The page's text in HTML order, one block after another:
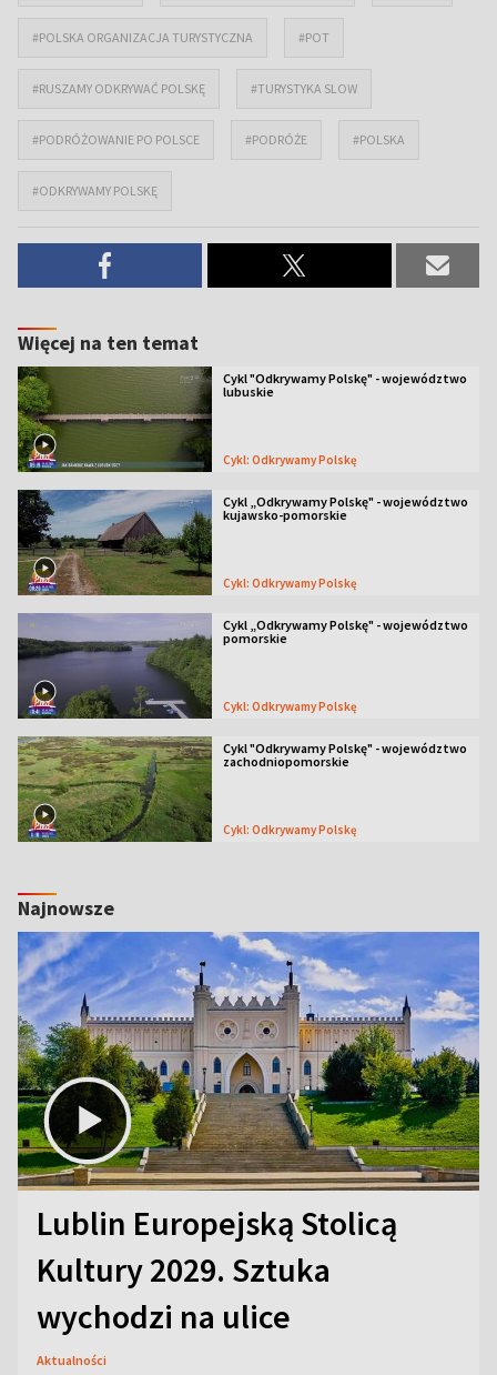
#POLSKA ORGANIZACJA TURYSTYCZNA #POT
#RUSZAMY ODKRYWAĆ POLSKĘ #TURYSTYKA SLOW
#PODRÓŻOWANIE PO POLSCE #PODRÓŻE #POLSKA
#ODKRYWAMY POLSKĘ
Więcej na ten temat
Cykl "Odkrywamy Polskę" - województwo
lubuskie
Cykl: Odkrywamy Polskę
Cykl „Odkrywamy Polskę" - województwo
kujawsko-pomorskie
Cykl: Odkrywamy Polskę
Cykl „Odkrywamy Polskę" - województwo
pomorskie
Cykl: Odkrywamy Polskę
Cykl "Odkrywamy Polskę" - województwo
zachodniopomorskie
Cykl: Odkrywamy Polskę
Najnowsze
Lublin Europejską Stolicą
Kultury 2029. Sztuka
wychodzi na ulice
Aktualności